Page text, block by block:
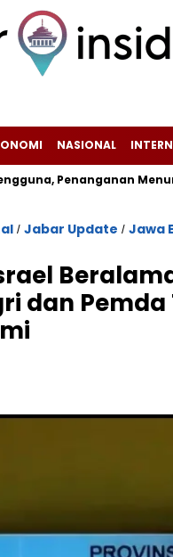
NASIONAL
Menunggu
/ Jabar Update / Jawa
dan